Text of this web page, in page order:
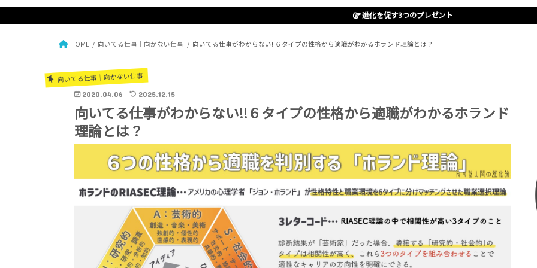
進化を促す3つのプレゼント
HOME 向いてる仕事｜向かない仕事 向いてる仕事がわからない!!６タイプの性格から適職がわかるホランド理論とは？
向いてる仕事｜向かない仕事
2020.04.06 2025.12.15
向いてる仕事がわからない!!６タイプの性格から適職がわかるホランド
理論とは？